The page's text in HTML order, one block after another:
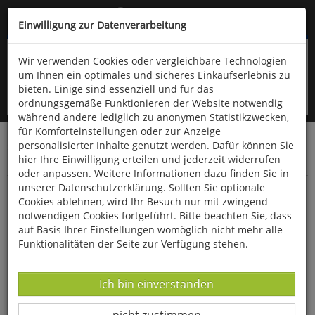
Kompletten Head der Seite überspringen
oder (06766) 9323-960
Startseite Schönes & Dekoratives
Uhren & Schmuck
Schmuck
Anhänger »Lapislazuli-Kreuz«
Einwilligung zur Datenverarbeitung
Wir verwenden Cookies oder vergleichbare Technologien
um Ihnen ein optimales und sicheres Einkaufserlebnis zu
bieten. Einige sind essenziell und für das
ordnungsgemäße Funktionieren der Website notwendig
während andere lediglich zu anonymen Statistikzwecken,
für Komforteinstellungen oder zur Anzeige
personalisierter Inhalte genutzt werden. Dafür können Sie
hier Ihre Einwilligung erteilen und jederzeit widerrufen
oder anpassen. Weitere Informationen dazu finden Sie in
unserer Datenschutzerklärung. Sollten Sie optionale
Cookies ablehnen, wird Ihr Besuch nur mit zwingend
notwendigen Cookies fortgeführt. Bitte beachten Sie, dass
auf Basis Ihrer Einstellungen womöglich nicht mehr alle
Funktionalitäten der Seite zur Verfügung stehen.
Datenverarbeitung -
Ich bin einverstanden